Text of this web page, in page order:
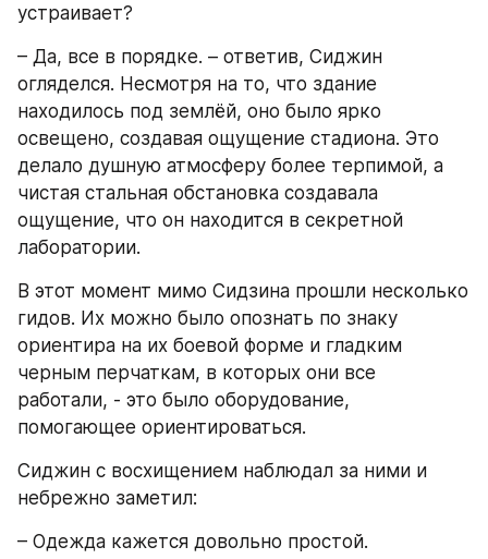
устраивает?
– Да, все в порядке. – ответив, Сиджин
огляделся. Несмотря на то, что здание
находилось под землёй, оно было ярко
освещено, создавая ощущение стадиона. Это
делало душную атмосферу более терпимой, а
чистая стальная обстановка создавала
ощущение, что он находится в секретной
лаборатории.
В этот момент мимо Сидзина прошли несколько
гидов. Их можно было опознать по знаку
ориентира на их боевой форме и гладким
черным перчаткам, в которых они все
работали, - это было оборудование,
помогающее ориентироваться.
Сиджин с восхищением наблюдал за ними и
небрежно заметил:
– Одежда кажется довольно простой.